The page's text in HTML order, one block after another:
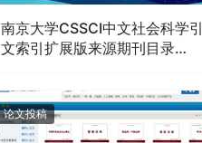
南京大学CSSCI中文社会科学引
文索引扩展版来源期刊目录
论文投稿